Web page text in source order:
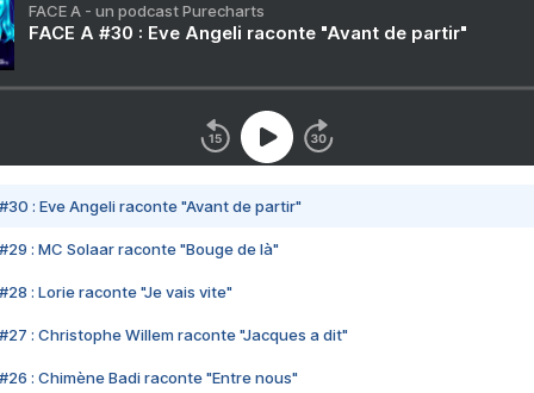
FACE A - un podcast Purecharts
FACE A #30 : Eve Angeli raconte "Avant de partir"
#30 : Eve Angeli raconte "Avant de partir"
#29 : MC Solaar raconte "Bouge de là"
#28 : Lorie raconte "Je vais vite"
#27 : Christophe Willem raconte "Jacques a dit"
#26 : Chimène Badi raconte "Entre nous"